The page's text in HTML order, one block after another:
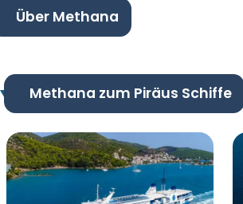
Über Methana
Methana zum Piräus Schiffe